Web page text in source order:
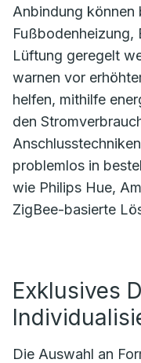
Anbindung können
Fußbodenheizung,
Lüftung geregelt
warnen vor
helfen, mithilfe
den
problemlos in
wie Philips Hue,
ZigBee-basierte
Exklusives
Die Auswahl an